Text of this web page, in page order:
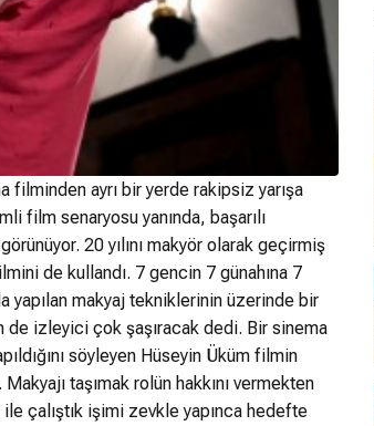
ayrı bir yerde rakipsiz yarışa
film senaryosu yanında, başarılı
20 yılını makyör olarak geçirmiş
de kullandı. 7 gencin 7 günahına 7
yapılan makyaj tekniklerinin üzerinde bir
de izleyici çok şaşıracak dedi. Bir sinema
söyleyen Hüseyin Üküm filmin
taşımak rolün hakkını vermekten
çalıştık işimi zevkle yapınca hedefte